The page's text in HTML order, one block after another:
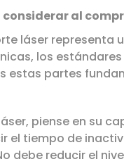
considerar al
láser
los
estas partes
piense en su
el tiempo de
debe reducir el